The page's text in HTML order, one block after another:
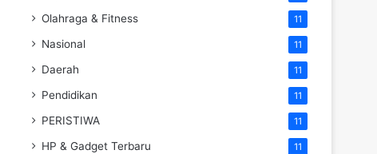
Olahraga & Fitness 11
Nasional 11
Daerah 11
Pendidikan 11
PERISTIWA 11
HP & Gadget Terbaru 11